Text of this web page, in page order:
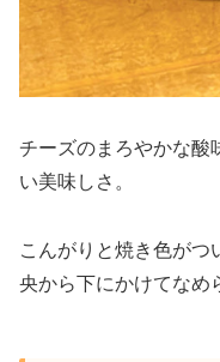
チーズのまろやかな酸
い美味しさ。
こんがりと焼き色がつ
央から下にかけてなめ